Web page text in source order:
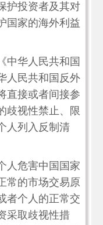
护投资者及其对
国家的海外利益
中华人民共和国
人民共和国反外
直接或者间接参
歧视性禁止、限
人列入反制清
人危害中国国家
常的市场交易原
者个人的正常交
采取歧视性措